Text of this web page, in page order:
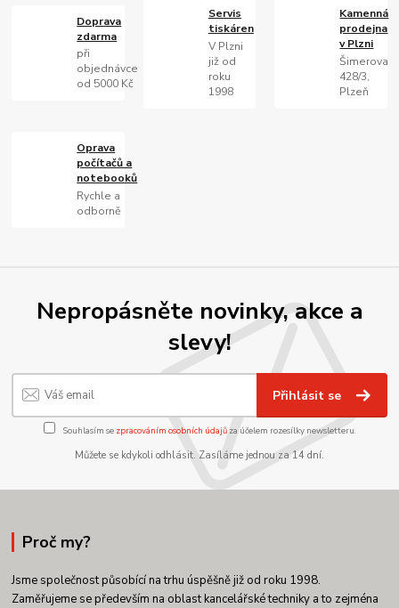
Doprava
zdarma
při
objednávce
od 5000 Kč
Servis
tiskáren
V Plzni
již od
roku
1998
Kamenná
prodejna
v Plzni
Šimerova
428/3,
Plzeň
Oprava
počítačů a
notebooků
Rychle a
odborně
Nepropásněte novinky, akce a
slevy!
Přihlásit se
Souhlasím se zpracováním osobních údajůza účelem rozesílky newsletteru.
Můžete se kdykoli odhlásit. Zasíláme jednou za 14 dní.
Proč my?
Jsme společnost působící na trhu úspěšně již od roku 1998.
Zaměřujeme se především na oblast kancelářské techniky a to zejména